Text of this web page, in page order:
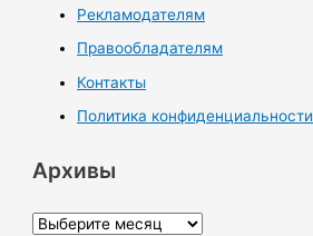
Рекламодателям
Правообладателям
Контакты
Политика конфиденциальности
Архивы
А